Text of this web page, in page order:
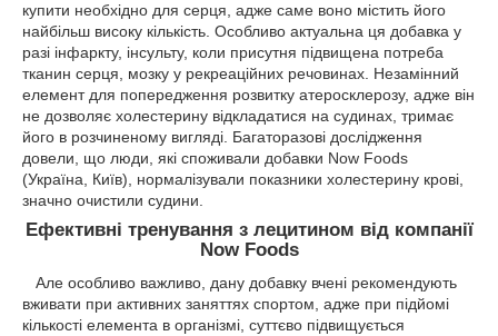
купити необхідно для серця, адже саме воно містить його
найбільш високу кількість. Особливо актуальна ця добавка у
разі інфаркту, інсульту, коли присутня підвищена потреба
тканин серця, мозку у рекреаційних речовинах. Незамінний
елемент для попередження розвитку атеросклерозу, адже він
не дозволяє холестерину відкладатися на судинах, тримає
його в розчиненому вигляді. Багаторазові дослідження
довели, що люди, які споживали добавки Now Foods
(Україна, Київ), нормалізували показники холестерину крові,
значно очистили судини.
Ефективні тренування з лецитином від компанії
Now Foods
Але особливо важливо, дану добавку вчені рекомендують
вживати при активних заняттях спортом, адже при підйомі
кількості елемента в організмі, суттєво підвищується